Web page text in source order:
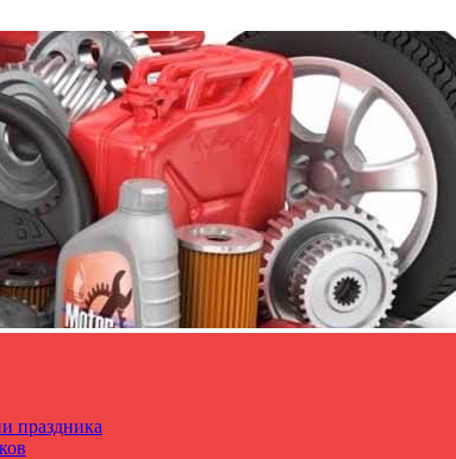
праздника